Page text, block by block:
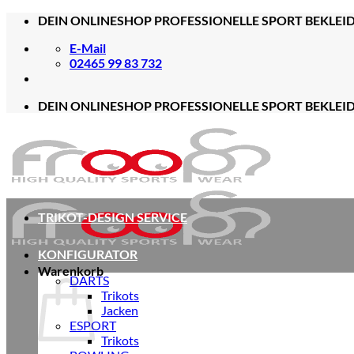
Zum
springen
DEIN ONLINESHOP PROFESSIONELLE SPORT
E-Mail
02465 99 83 732
DEIN ONLINESHOP PROFESSIONELLE SPORT
Warenkorb
TRIKOT-DESIGN SERVICE
KONFIGURATOR
DARTS
Trikots
Jacken
ESPORT
Trikots